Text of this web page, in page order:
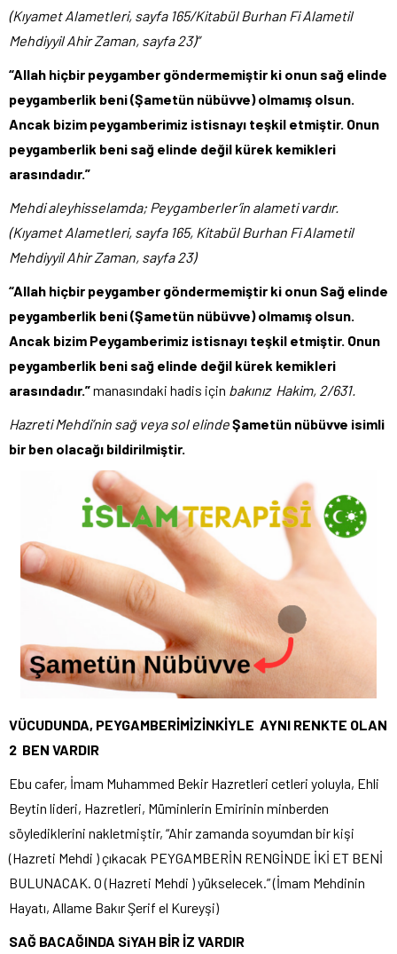
(Kıyamet Alametleri, sayfa 165/Kitabül Burhan Fi Alametil
Mehdiyyil Ahir Zaman, sayfa 23)”
“Allah hiçbir peygamber göndermemiştir ki onun sağ elinde
peygamberlik beni (Şametün nübüvve) olmamış olsun.
Ancak bizim peygamberimiz istisnayı teşkil etmiştir. Onun
peygamberlik beni sağ elinde değil kürek kemikleri
arasındadır.”
Mehdi aleyhisselamda; Peygamberler’in alameti vardır.
(Kıyamet Alametleri, sayfa 165, Kitabül Burhan Fi Alametil
Mehdiyyil Ahir Zaman, sayfa 23)
“Allah hiçbir peygamber göndermemiştir ki onun Sağ elinde
peygamberlik beni (Şametün nübüvve) olmamış olsun.
Ancak bizim Peygamberimiz istisnayı teşkil etmiştir. Onun
peygamberlik beni sağ elinde değil kürek kemikleri
arasındadır.”manasındaki hadis için bakınız Hakim, 2/631.
Hazreti Mehdi’nin sağ veya sol elindeŞametün nübüvve isimli
bir ben olacağı bildirilmiştir.
VÜCUDUNDA, PEYGAMBERİMİZİNKİYLE AYNI RENKTE OLAN
2 BEN VARDIR
Ebu cafer, İmam Muhammed Bekir Hazretleri cetleri yoluyla, Ehli
Beytin lideri, Hazretleri, Müminlerin Emirinin minberden
söylediklerini nakletmiştir, “Ahir zamanda soyumdan bir kişi
(Hazreti Mehdi ) çıkacak PEYGAMBERİN RENGİNDE İKİ ET BENİ
BULUNACAK. O (Hazreti Mehdi ) yükselecek.” (İmam Mehdinin
Hayatı, Allame Bakır Şerif el Kureyşi)
SAĞ BACAĞINDA SiYAH BİR İZ VARDIR